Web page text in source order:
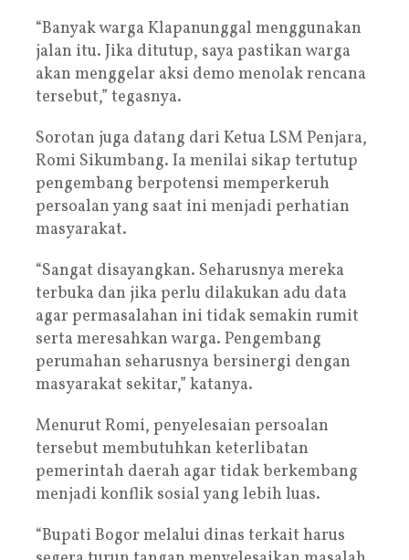
“Banyak warga Klapanunggal menggunakan
jalan itu. Jika ditutup, saya pastikan warga
akan menggelar aksi demo menolak rencana
tersebut,” tegasnya.
Sorotan juga datang dari Ketua LSM Penjara,
Romi Sikumbang. Ia menilai sikap tertutup
pengembang berpotensi memperkeruh
persoalan yang saat ini menjadi perhatian
masyarakat.
“Sangat disayangkan. Seharusnya mereka
terbuka dan jika perlu dilakukan adu data
agar permasalahan ini tidak semakin rumit
serta meresahkan warga. Pengembang
perumahan seharusnya bersinergi dengan
masyarakat sekitar,” katanya.
Menurut Romi, penyelesaian persoalan
tersebut membutuhkan keterlibatan
pemerintah daerah agar tidak berkembang
menjadi konflik sosial yang lebih luas.
“Bupati Bogor melalui dinas terkait harus